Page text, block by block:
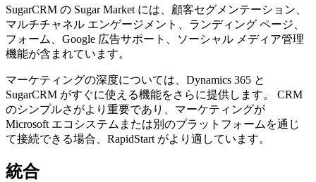
SugarCRM の Sugar Market には、顧客セグメンテーション、
マルチチャネル エンゲージメント、ランディング ページ、
フォーム、Google 広告サポート、ソーシャル メディア管理
機能が含まれています。
マーケティングの深度については、Dynamics 365 と
SugarCRM がすぐに使える機能をさらに提供します。 CRM
のシンプルさがより重要であり、マーケティングが
Microsoft エコシステムまたは別のプラットフォームを通じ
て接続できる場合、RapidStart がより適しています。
統合